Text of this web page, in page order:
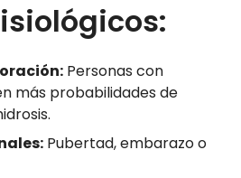
Personas con
más probabilidades de
Pubertad, embarazo o